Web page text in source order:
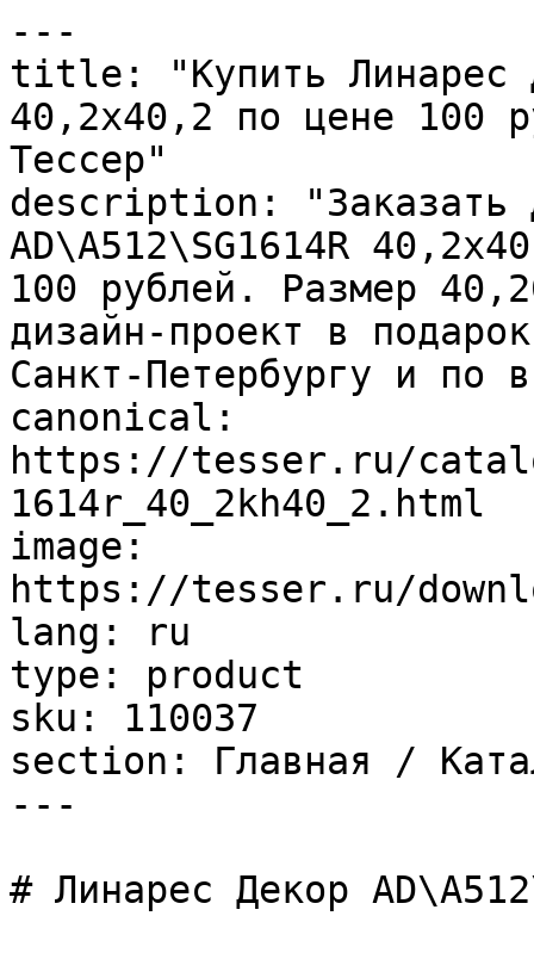
---
title: "Купить Линарес
40,2х40,2 по цене 100
Тессер"
description: "Заказать
AD\A512\SG1614R
100 рублей. Размер
дизайн-проект в
Санкт-Петербургу и по
canonical:
https://tesser.ru/
1614r_40_2kh40_2.html
image:
https://tesser.ru/
lang: ru
type: product
sku: 110037
section: Главная /
---
# Линарес Декор